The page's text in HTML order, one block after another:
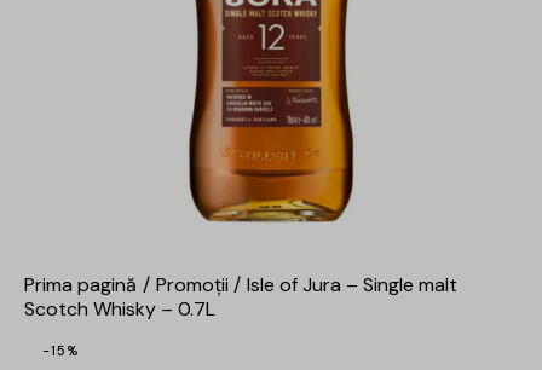
Prima pagină Promoții
Isle of Jura – Single malt
Scotch Whisky – 0.7L
-15%